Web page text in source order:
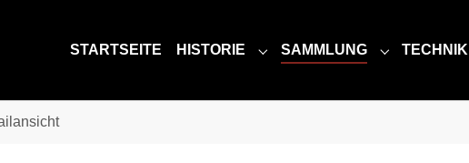
STARTSEITE HISTORIE
SUBMENU FOR "HISTORIE"
SAMMLUNG
SUBMENU
TECHNIK